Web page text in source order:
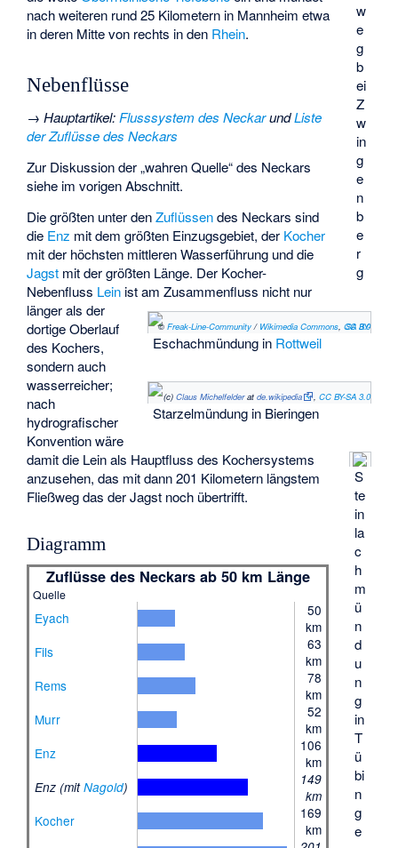
w
e
g
b
ei
Z
w
in
g
e
n
b
e
r
g
nach weiteren rund 25 Kilometern in Mannheim etwa
in deren Mitte von rechts in den Rhein.
Nebenflüsse
→Hauptartikel:Flusssystem des NeckarundListe
der Zuflüsse des Neckars
© Freak-Line-Community/ Wikimedia Commons, CC BY-SA 3.0
Eschachmündung in Rottweil
(c) Claus Michelfelderat de.wikipedia , CC BY-SA 3.0
Starzelmündung in Bieringen
S
te
in
la
c
h
m
ü
n
d
u
n
g
in
T
ü
bi
n
g
e
Zur Diskussion der „wahren Quelle“ des Neckars
siehe im vorigen Abschnitt.
Die größten unter denZuflüssendes Neckars sind
die Enz mit dem größten Einzugsgebiet, der Kocher
mit der höchsten mittleren Wasserführung und die
Jagst mit der größten Länge. Der Kocher-
Nebenfluss Lein ist am Zusammenfluss nicht nur
länger als der
dortige Oberlauf
des Kochers,
sondern auch
wasserreicher;
nach
hydrografischer
Konvention wäre
damit die Lein als Hauptfluss des Kochersystems
anzusehen, das mit dann 201 Kilometern längstem
Fließweg das der Jagst noch übertrifft.
Diagramm
Zuflüsse des Neckars ab 50 km Länge
Quelle
Eyach
50
km
Fils
63
km
Rems
78
km
Murr
52
km
Enz
106
km
Enz (mitNagold)
149
km
Kocher
169
km